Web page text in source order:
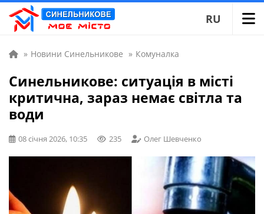
RU
» Новини Синельникове » Комуналка
Синельникове: ситуація в місті
критична, зараз немає світла та
води
08 січня 2026, 10:35 235 Олег Шевченко